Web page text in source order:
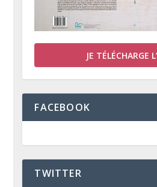
JE TÉLÉCHARGE
FACEBOOK
TWITTER